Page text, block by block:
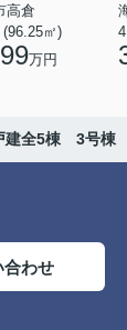
高倉
㎡)
万円
建全5棟 3号棟
わせ